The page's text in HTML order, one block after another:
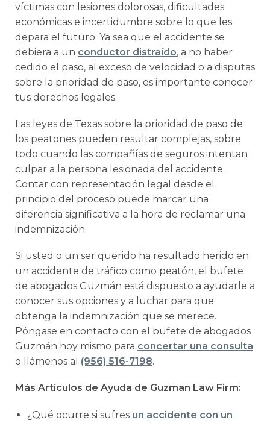
víctimas con lesiones dolorosas, dificultades
económicas e incertidumbre sobre lo que les
depara el futuro. Ya sea que el accidente se
debiera a un conductor distraído, a no haber
cedido el paso, al exceso de velocidad o a disputas
sobre la prioridad de paso, es importante conocer
tus derechos legales.
Las leyes de Texas sobre la prioridad de paso de
los peatones pueden resultar complejas, sobre
todo cuando las compañías de seguros intentan
culpar a la persona lesionada del accidente.
Contar con representación legal desde el
principio del proceso puede marcar una
diferencia significativa a la hora de reclamar una
indemnización.
Si usted o un ser querido ha resultado herido en
un accidente de tráfico como peatón, el bufete
de abogados Guzmán está dispuesto a ayudarle a
conocer sus opciones y a luchar para que
obtenga la indemnización que se merece.
Póngase en contacto con el bufete de abogados
Guzmán hoy mismo para concertar una consulta
o llámenos al (956) 516-7198.
Más Artículos de Ayuda de Guzman Law Firm:
¿Qué ocurre si sufres un accidente con un